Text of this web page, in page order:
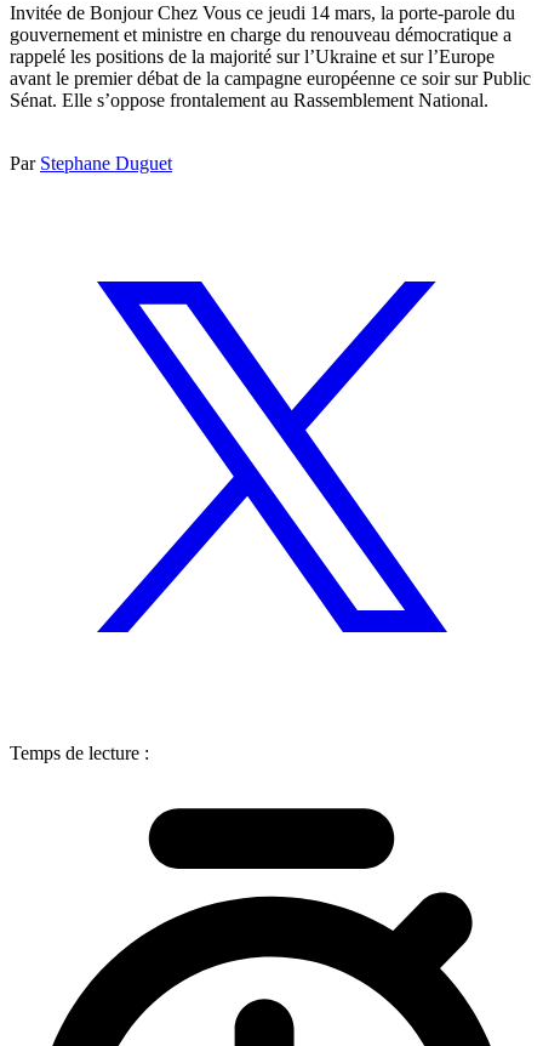
Invitée de Bonjour Chez Vous ce jeudi 14 mars, la porte-parole du
gouvernement et ministre en charge du renouveau démocratique a
rappelé les positions de la majorité sur l’Ukraine et sur l’Europe
avant le premier débat de la campagne européenne ce soir sur Public
Sénat. Elle s’oppose frontalement au Rassemblement National.
Par Stephane Duguet
Temps de lecture :